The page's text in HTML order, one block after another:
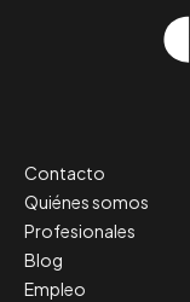
Contacto
Quiénes somos
Profesionales
Blog
Empleo